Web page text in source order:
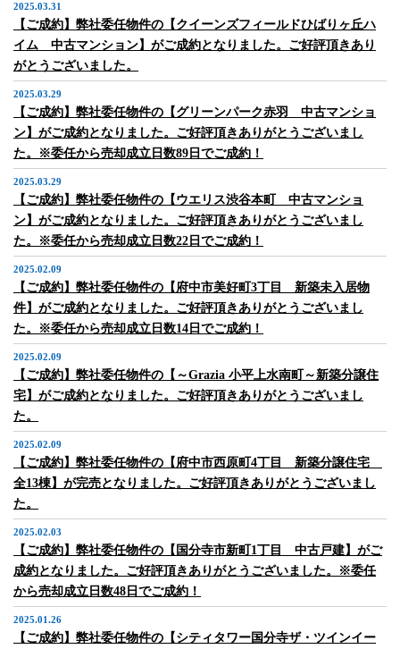
2025.03.31
【ご成約】弊社委任物件の【クイーンズフィールドひばりヶ丘ハ
イム 中古マンション】がご成約となりました。ご好評頂きあり
がとうございました。
2025.03.29
【ご成約】弊社委任物件の【グリーンパーク赤羽 中古マンショ
ン】がご成約となりました。ご好評頂きありがとうございまし
た。※委任から売却成立日数89日でご成約！
2025.03.29
【ご成約】弊社委任物件の【ウエリス渋谷本町 中古マンショ
ン】がご成約となりました。ご好評頂きありがとうございまし
た。※委任から売却成立日数22日でご成約！
2025.02.09
【ご成約】弊社委任物件の【府中市美好町3丁目 新築未入居物
件】がご成約となりました。ご好評頂きありがとうございまし
た。※委任から売却成立日数14日でご成約！
2025.02.09
【ご成約】弊社委任物件の【～Grazia 小平上水南町～新築分譲住
宅】がご成約となりました。ご好評頂きありがとうございまし
た。
2025.02.09
【ご成約】弊社委任物件の【府中市西原町4丁目 新築分譲住宅
全13棟】が完売となりました。ご好評頂きありがとうございまし
た。
2025.02.03
【ご成約】弊社委任物件の【国分寺市新町1丁目 中古戸建】がご
成約となりました。ご好評頂きありがとうございました。※委任
から売却成立日数48日でご成約！
2025.01.26
【ご成約】弊社委任物件の【シティタワー国分寺ザ・ツインイー